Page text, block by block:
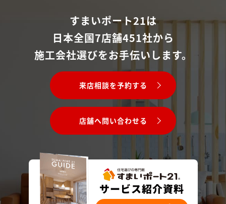
すまいポート21は
日本全国7店舗451社から
施工会社選びをお手伝いします。
来店相談を予約する
店舗へ問い合わせる